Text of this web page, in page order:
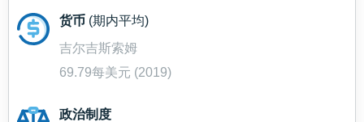
货币 (期内平均)
吉尔吉斯索姆
69.79每美元 (2019)
政治制度